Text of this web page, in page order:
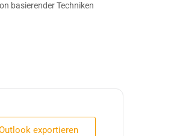
basierender Techniken
exportieren